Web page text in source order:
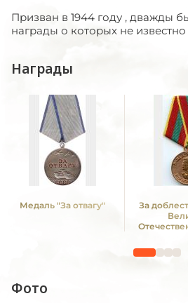
Призван в 1944 году , дважды
награды о которых не
Награды
Медаль "За отвагу"
За
Фото